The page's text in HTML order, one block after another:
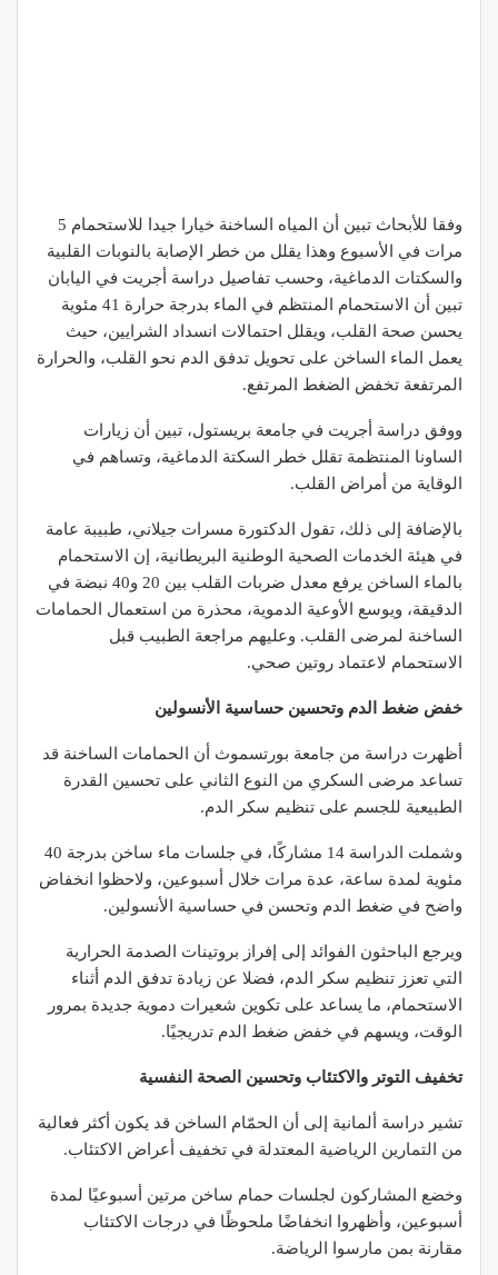
وفقا للأبحاث تبين أن المياه الساخنة خيارا جيدا للاستحمام 5
مرات في الأسبوع وهذا يقلل من خطر الإصابة بالنوبات القلبية
والسكتات الدماغية، وحسب تفاصيل دراسة أجريت في اليابان
تبين أن الاستحمام المنتظم في الماء بدرجة حرارة 41 مئوية
يحسن صحة القلب، ويقلل احتمالات انسداد الشرايين، حيث
يعمل الماء الساخن على تحويل تدفق الدم نحو القلب، والحرارة
المرتفعة تخفض الضغط المرتفع.
ووفق دراسة أجريت في جامعة بريستول، تبين أن زيارات
الساونا المنتظمة تقلل خطر السكتة الدماغية، وتساهم في
الوقاية من أمراض القلب.
بالإضافة إلى ذلك، تقول الدكتورة مسرات جيلاني، طبيبة عامة
في هيئة الخدمات الصحية الوطنية البريطانية، إن الاستحمام
بالماء الساخن يرفع معدل ضربات القلب بين 20 و40 نبضة في
الدقيقة، ويوسع الأوعية الدموية، محذرة من استعمال الحمامات
الساخنة لمرضى القلب. وعليهم مراجعة الطبيب قبل
الاستحمام لاعتماد روتين صحي.
خفض ضغط الدم وتحسين حساسية الأنسولين
أظهرت دراسة من جامعة بورتسموث أن الحمامات الساخنة قد
تساعد مرضى السكري من النوع الثاني على تحسين القدرة
الطبيعية للجسم على تنظيم سكر الدم.
وشملت الدراسة 14 مشاركًا، في جلسات ماء ساخن بدرجة 40
مئوية لمدة ساعة، عدة مرات خلال أسبوعين، ولاحظوا انخفاض
واضح في ضغط الدم وتحسن في حساسية الأنسولين.
ويرجع الباحثون الفوائد إلى إفراز بروتينات الصدمة الحرارية
التي تعزز تنظيم سكر الدم، فضلا عن زيادة تدفق الدم أثناء
الاستحمام، ما يساعد على تكوين شعيرات دموية جديدة بمرور
الوقت، ويسهم في خفض ضغط الدم تدريجيًا.
تخفيف التوتر والاكتئاب وتحسين الصحة النفسية
تشير دراسة ألمانية إلى أن الحمّام الساخن قد يكون أكثر فعالية
من التمارين الرياضية المعتدلة في تخفيف أعراض الاكتئاب.
وخضع المشاركون لجلسات حمام ساخن مرتين أسبوعيًا لمدة
أسبوعين، وأظهروا انخفاضًا ملحوظًا في درجات الاكتئاب
مقارنة بمن مارسوا الرياضة.